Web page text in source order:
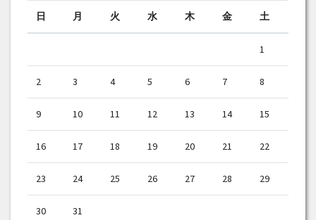
日 月 火 水 木 金 土
1
2 3 4 5 6 7 8
9 10 11 12 13 14 15
16 17 18 19 20 21 22
23 24 25 26 27 28 29
30 31